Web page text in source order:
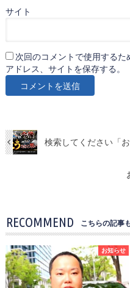
サイト
次回のコメントで使用する
アドレス、サイトを保存する。
検索してください「
RECOMMEND こちらの記事
お知らせ